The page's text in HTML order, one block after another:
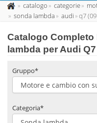
catalogo categorie
sonda lambda
audi q7
Catalogo
lambda per Audi
Gruppo*
Categoria*